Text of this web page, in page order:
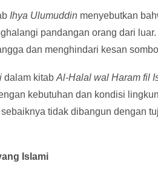
Ihya Ulumuddin menyebutkan
pandangan orang dari
dan menghindari kesan
dalam kitab Al-Halal wal Haram fil
kebutuhan dan kondisi
tidak dibangun dengan
Islami